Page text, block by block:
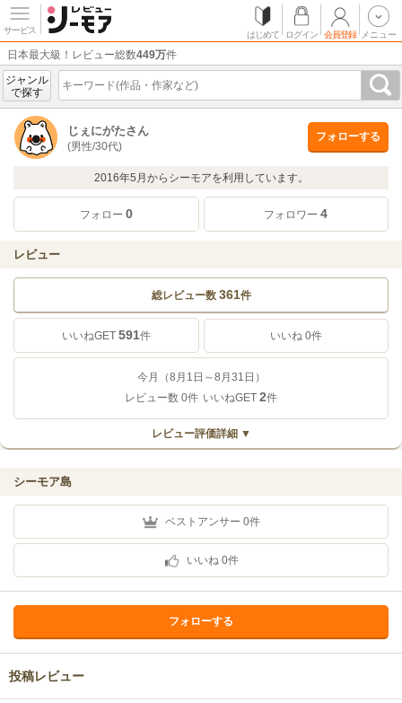
サービス はじめて ログイン 会員登録 メニュー
日本最大級！レビュー総数449万件
ジャンル
で探す
じぇにがたさん
(男性/30代)
フォローする
2016年5月からシーモアを利用しています。
フォロー 0 フォロワー4
レビュー
総レビュー数 361件
いいねGET 591件 いいね 0件
今月（8月1日～8月31日）
レビュー数 0件 いいねGET 2件
レビュー評価詳細 ▼
シーモア島
ベストアンサー 0件
いいね 0件
フォローする
投稿レビュー